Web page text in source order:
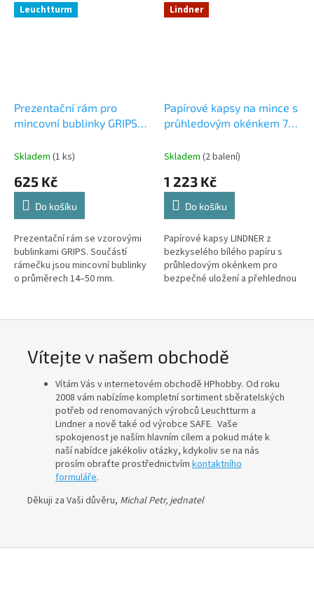
Leuchtturm
Prezentační rám pro
mincovní bublinky GRIPS
bublinek
Skladem (1 ks)
625 Kč
Do košíku
Prezentační rám se vzorovými
bublinkami GRIPS. Součástí
rámečku jsou mincovní bublinky
o průměrech 14–50 mm.
Celkové...
Lindner
Papírové kapsy na mince s
průhledovým okénkem 70
Skladem (2 balení)
1 223 Kč
Do košíku
Papírové kapsy LINDNER z
bezkyselého bílého papíru s
průhledovým okénkem pro
bezpečné uložení a přehlednou
Vítejte v našem obchodě
Vítám Vás v internetovém obchodě HPhobby. Od roku
2008 vám nabízíme kompletní sortiment sběratelských
potřeb od renomovaných výrobců Leuchtturm a
Lindner a nově také od výrobce SAFE. Vaše
spokojenost je naším hlavním cílem a pokud máte k
naší nabídce jakékoliv otázky, kdykoliv se na nás
prosím obraťte prostřednictvím kontaktního
formuláře.
Děkuji za Vaši důvěru, Michal Petr, jednatel